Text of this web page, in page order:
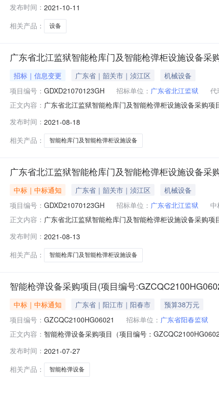
取专家名单：陈平仲、莫宗团、肖贵灯、宋国钦采购人
系电话02
发布时间： 2021-10-11
相关产品：
设备
广东省北江监狱智能枪库门及智能枪弹柜设施设备采
招标｜信息变更 广东省｜韶关市｜浈江区
机械设备
项目编号： GDXD21070123GH 招标单位： 广东省北江监狱
代
正文内容： 广东省北江监狱智能枪库门及智能枪弹柜设施设备采购
果联系人及联系方式：项目联系人余工项目联系电话
发布时间： 2021-08-18
相关产品：
智能枪库门及智能枪弹柜设施设备
广东省北江监狱智能枪库门及智能枪弹柜设施设备采
中标｜中标通知 广东省｜韶关市｜浈江区
机械设备
项目编号： GDXD21070123GH 招标单位： 广东省北江监狱
中
正文内容： 广东省北江监狱智能枪库门及智能枪弹柜设施设备采购
庆、秦士康（采购人代表）总中标金额￥32.826000万
浈江区黄岗采
发布时间： 2021-08-13
相关产品：
智能枪库门及智能枪弹柜设施设备
智能枪弹设备采购项目(项目编号
中标｜中标通知 广东省｜阳江市｜阳春市
预算38万元
项目编号： GZCQC2100HG06021 招标单位： 广东省阳春监狱
正文内容： 智能枪弹设备采购项目（项目编号：
选定专家名单：/总中标金额￥27.180000万元（人民币
发布时间： 2021-07-27
相关产品：
智能枪弹设备